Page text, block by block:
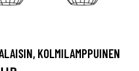
KOLMILAMPPUINEN